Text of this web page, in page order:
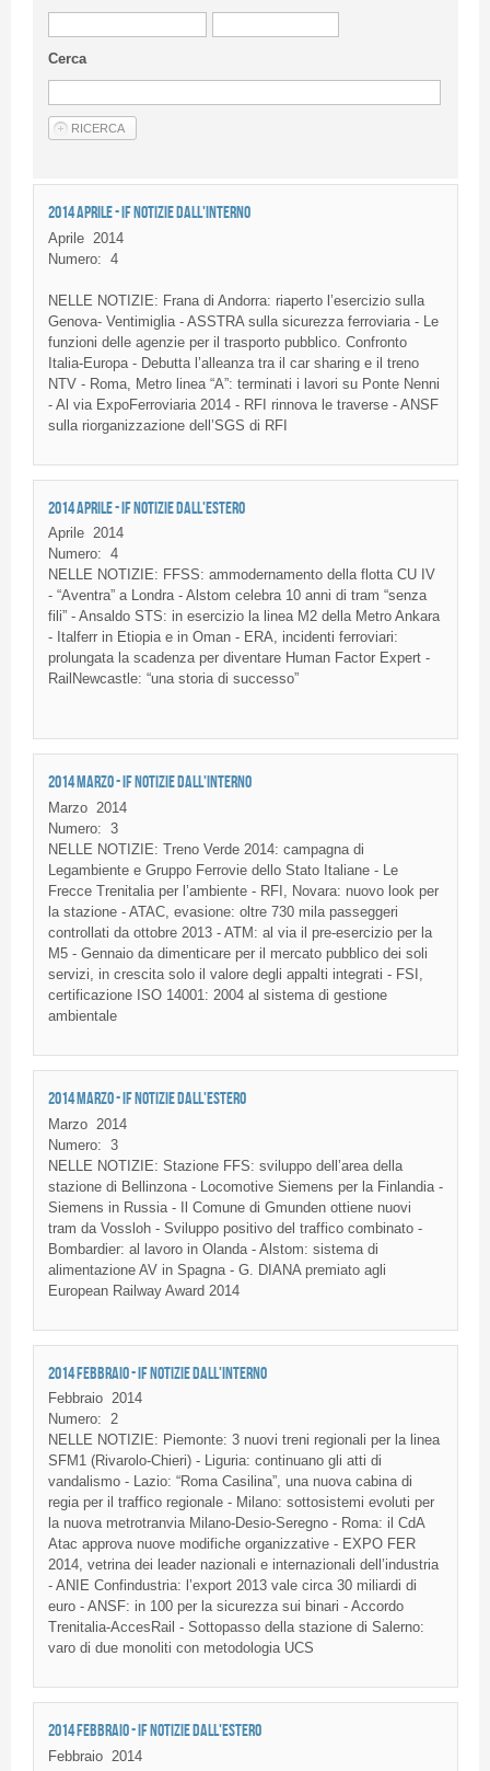
Cerca
2014 APRILE - IF NOTIZIE DALL'INTERNO
Aprile
2014
Numero: 4
NELLE NOTIZIE: Frana di Andorra: riaperto l’esercizio sulla
Genova- Ventimiglia - ASSTRA sulla sicurezza ferroviaria - Le
funzioni delle agenzie per il trasporto pubblico. Confronto
Italia-Europa - Debutta l’alleanza tra il car sharing e il treno
NTV - Roma, Metro linea “A”: terminati i lavori su Ponte Nenni
- Al via ExpoFerroviaria 2014 - RFI rinnova le traverse - ANSF
sulla riorganizzazione dell’SGS di RFI
2014 APRILE - IF NOTIZIE DALL'ESTERO
Aprile 2014
Numero: 4
NELLE NOTIZIE: FFSS: ammodernamento della flotta CU IV
- “Aventra” a Londra - Alstom celebra 10 anni di tram “senza
fili” - Ansaldo STS: in esercizio la linea M2 della Metro Ankara
- Italferr in Etiopia e in Oman - ERA, incidenti ferroviari:
prolungata la scadenza per diventare Human Factor Expert -
RailNewcastle: “una storia di successo”
2014 MARZO - IF NOTIZIE DALL'INTERNO
Marzo
2014
Numero: 3
NELLE NOTIZIE: TrenoVerde 2014: campagna di
Legambientee Gruppo Ferrovie dello Stato Italiane- Le
Frecce Trenitaliaper l’ambiente- RFI Novara: nuovolook per
la stazione- ATAC, evasione: oltre730 mila passeggeri
controllati da ottobre2013 - ATM: al via il pre-esercizioper la
M5- Gennaio da dimenticareper il mercato pubblico dei soli
servizi , in crescitasolo il valore degli appalti integrati - FSI
certificazioneISO 14001: 2004 al sistema di gestione
ambientale
2014 MARZO - IF NOTIZIE DALL'ESTERO
Marzo
2014
Numero: 3
NELLE NOTIZIE: Stazione FFS: sviluppo dell’area della
stazione di Bellinzona - Locomotive Siemens per la Finlandia -
Siemens in Russia - Il Comune di Gmunden ottiene nuovi
tram da Vossloh - Sviluppo positivo del traffico combinato -
Bombardier: al lavoro in Olanda - Alstom: sistema di
alimentazione AV in Spagna - G. DIANA premiato agli
European Railway Award 2014
2014 FEBBRAIO - IF NOTIZIE DALL'INTERNO
Febbraio 2014
Numero: 2
NELLE NOTIZIE: Piemonte: 3 nuovi treni regionali per la linea
SFM1 (Rivarolo-Chieri) - Liguria: continuano gli atti di
vandalismo - Lazio: “Roma Casilina”, una nuova cabina di
regia per il traffico regionale - Milano: sottosistemi evoluti per
la nuova metrotranvia Milano-Desio-Seregno - Roma: il CdA
Atac approva nuove modifiche organizzative - EXPO FER
2014, vetrina dei leader nazionali e internazionali dell’industria
- ANIE Confindustria: l’export 2013 vale circa 30 miliardi di
euro - ANSF: in 100 per la sicurezza sui binari - Accordo
Trenitalia-AccesRail - Sottopasso della stazione di Salerno:
varo di due monoliti con metodologia UCS
2014 FEBBRAIO - IF NOTIZIE DALL'ESTERO
Febbraio
2014